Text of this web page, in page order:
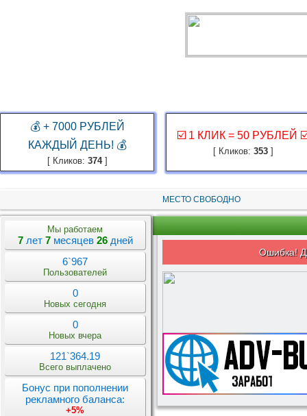
💰 + 7000 РУБЛЕЙ
КАЖДЫЙ ДЕНЬ! 💰
[ Кликов: 374]
☑️ 1 КЛИК = 50 РУБЛЕЙ
[ Кликов: 353]
МЕСТО СВОБОДНО
Мы работаем
7лет 7месяцев 26дней
6`967
Пользователей
0
Новых сегодня
0
Новых вчера
121`364.19
Всего выплачено
Бонус при пополнении
рекламного баланса:
+5%
Ошибка!